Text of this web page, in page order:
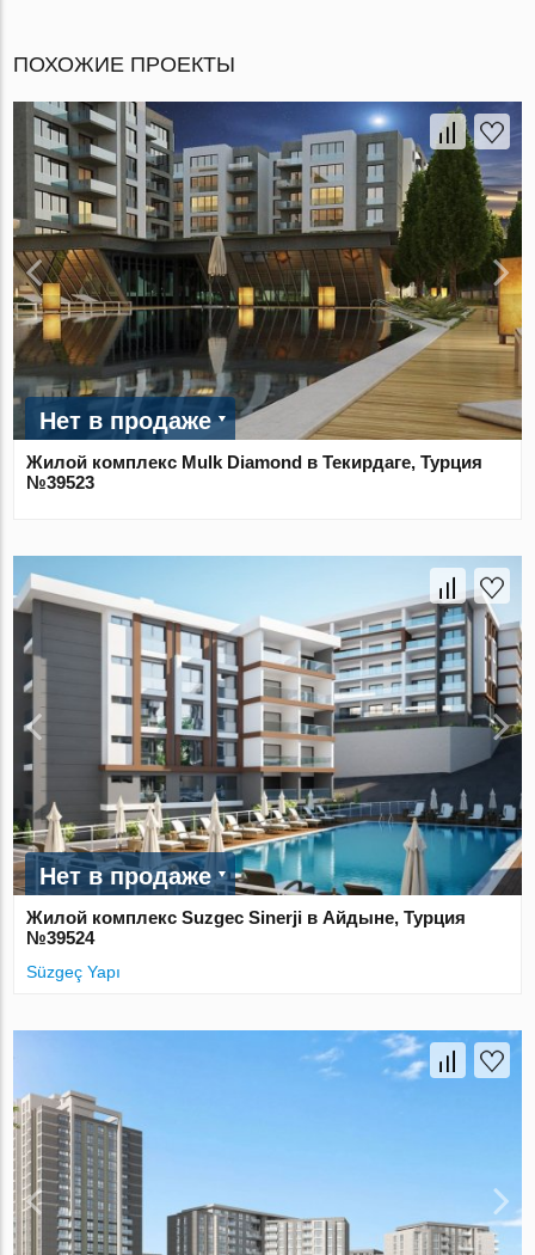
ПОХОЖИЕ ПРОЕКТЫ
Нет в продаже
Жилой комплекс Mulk Diamond в Текирдаге, Турция
№39523
Нет в продаже
Жилой комплекс Suzgec Sinerji в Айдыне, Турция
№39524
Süzgeç Yapı